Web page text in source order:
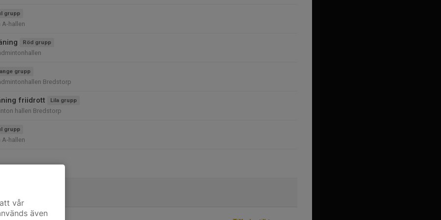
grupp
A-hallen
Röd grupp
grupp
Bredstorp
friidrott Lila grupp
hallen Bredstorp
grupp
A-hallen
vår
även